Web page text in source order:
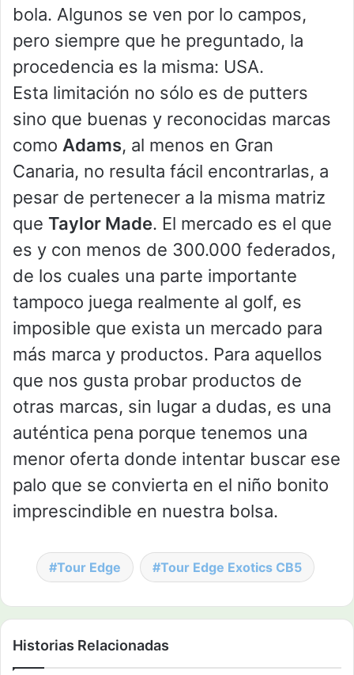
bola. Algunos se ven por lo campos,
pero siempre que he preguntado, la
procedencia es la misma: USA.
Esta limitación no sólo es de putters
sino que buenas y reconocidas marcas
como Adams, al menos en Gran
Canaria, no resulta fácil encontrarlas, a
pesar de pertenecer a la misma matriz
que Taylor Made. El mercado es el que
es y con menos de 300.000 federados,
de los cuales una parte importante
tampoco juega realmente al golf, es
imposible que exista un mercado para
más marca y productos. Para aquellos
que nos gusta probar productos de
otras marcas, sin lugar a dudas, es una
auténtica pena porque tenemos una
menor oferta donde intentar buscar ese
palo que se convierta en el niño bonito
imprescindible en nuestra bolsa.
Tour Edge Tour Edge Exotics CB5
Historias Relacionadas